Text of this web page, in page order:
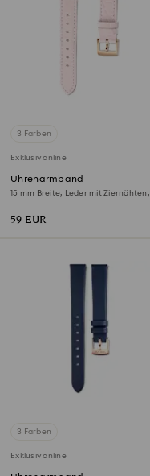
3 Farben
Exklusiv online
Uhrenarmband
15 mm Breite, Leder mit Ziernähten,
59 EUR
3 Farben
Exklusiv online